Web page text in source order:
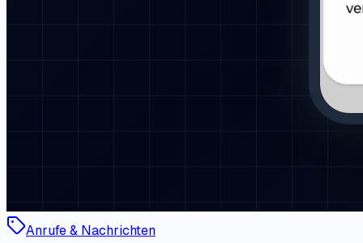
Anrufe & Nachrichten